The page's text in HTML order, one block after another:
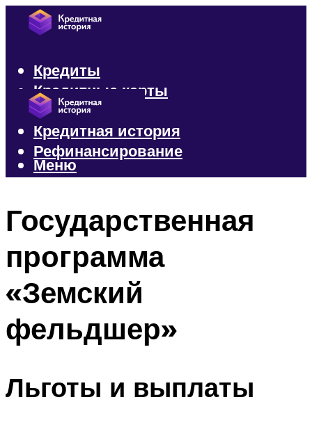
Кредиты
Кредитные карты
Микрозаймы
Кредитная история
Рефинансирование
Меню
Государственная
программа
«Земский
фельдшер»
Льготы и выплаты